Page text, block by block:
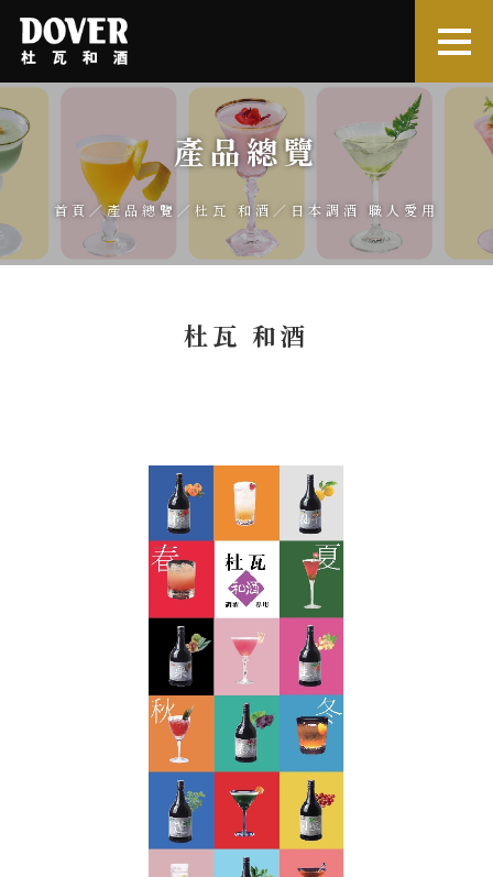
產品總覽
首頁 ／產品總覽 ／ 杜瓦 和酒 ／日本調酒 職人愛用
杜瓦 和酒